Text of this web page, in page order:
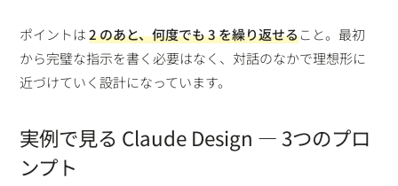
ポイントは2 のあと、何度でも 3 を繰り返せること。最初
から完璧な指示を書く必要はなく、対話のなかで理想形に
近づけていく設計になっています。
実例で見る Claude Design ― 3つのプロ
ンプト